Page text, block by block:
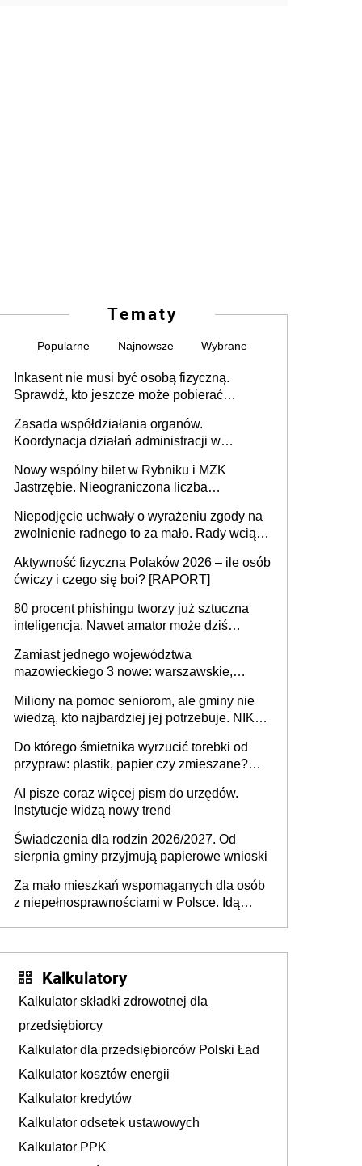
Tematy
Popularne Najnowsze Wybrane
Inkasent nie musi być osobą fizyczną.
Sprawdź, kto jeszcze może pobierać
Zasada współdziałania organów.
Koordynacja działań administracji w
Nowy wspólny bilet w Rybniku i MZK
Jastrzębie. Nieograniczona liczba
Niepodjęcie uchwały o wyrażeniu zgody na
zwolnienie radnego to za mało. Rady wciąż
rozstrzygać sprawy
Aktywność fizyczna Polaków 2026 – ile osób
ćwiczy i czego się boi? [RAPORT]
80 procent phishingu tworzy już sztuczna
inteligencja. Nawet amator może dziś
Zamiast jednego województwa
mazowieckiego 3 nowe: warszawskie,
Europie nie ma tak dużych jednostek
stołecznych
Miliony na pomoc seniorom, ale gminy nie
wiedzą, kto najbardziej jej potrzebuje. NIK
Do którego śmietnika wyrzucić torebki od
przypraw: plastik, papier czy zmieszane?
AI pisze coraz więcej pism do urzędów.
Instytucje widzą nowy trend
Świadczenia dla rodzin 2026/2027. Od
sierpnia gminy przyjmują papierowe wnioski
Za mało mieszkań wspomaganych dla osób
z niepełnosprawnościami w Polsce. Idą
Kalkulatory
Kalkulator składki zdrowotnej dla
przedsiębiorcy
Kalkulator dla przedsiębiorców Polski Ład
Kalkulator kosztów energii
Kalkulator kredytów
Kalkulator odsetek ustawowych
Kalkulator PPK